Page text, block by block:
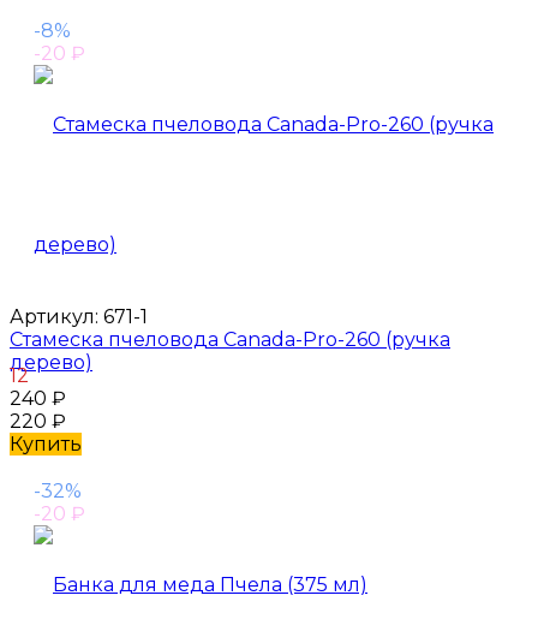
-8%
-20 ₽
Артикул: 671-1
Стамеска пчеловода Canada-Pro-260 (ручка
дерево)
12
240 ₽
220 ₽
Купить
-32%
-20 ₽